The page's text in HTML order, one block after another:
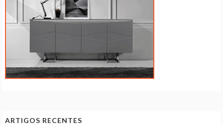
ARTIGOS RECENTES